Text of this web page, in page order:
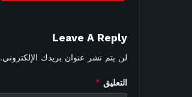
Leave A Reply
لن يتم نشر عنوان بريدك الإلكتروني.
التعليق *